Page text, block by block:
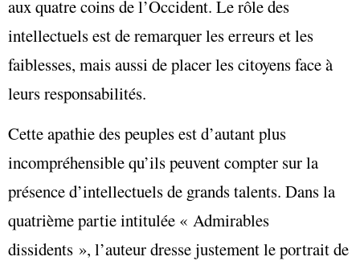
aux quatre coins de l’Occident. Le rôle des
intellectuels est de remarquer les erreurs et les
faiblesses, mais aussi de placer les citoyens face à
leurs responsabilités.
Cette apathie des peuples est d’autant plus
incompréhensible qu’ils peuvent compter sur la
présence d’intellectuels de grands talents. Dans la
quatrième partie intitulée « Admirables
dissidents », l’auteur dresse justement le portrait de